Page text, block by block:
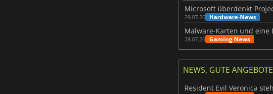
29.07.26 Hardware-News
28.07.26 Gaming News
NEWS, GUTE ANGEBOTE